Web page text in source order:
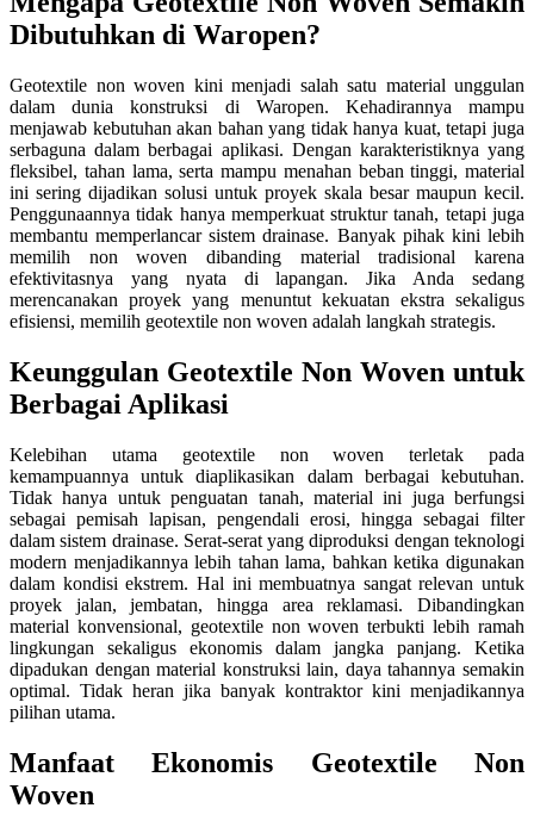
Dibutuhkan di Waropen?
Geotextile non woven kini menjadi salah satu material unggulan
dalam dunia konstruksi di Waropen. Kehadirannya mampu
menjawab kebutuhan akan bahan yang tidak hanya kuat, tetapi juga
serbaguna dalam berbagai aplikasi. Dengan karakteristiknya yang
fleksibel, tahan lama, serta mampu menahan beban tinggi, material
ini sering dijadikan solusi untuk proyek skala besar maupun kecil.
Penggunaannya tidak hanya memperkuat struktur tanah, tetapi juga
membantu memperlancar sistem drainase. Banyak pihak kini lebih
memilih non woven dibanding material tradisional karena
efektivitasnya yang nyata di lapangan. Jika Anda sedang
merencanakan proyek yang menuntut kekuatan ekstra sekaligus
efisiensi, memilih geotextile non woven adalah langkah strategis.
Keunggulan Geotextile Non Woven untuk
Berbagai Aplikasi
Kelebihan utama geotextile non woven terletak pada
kemampuannya untuk diaplikasikan dalam berbagai kebutuhan.
Tidak hanya untuk penguatan tanah, material ini juga berfungsi
sebagai pemisah lapisan, pengendali erosi, hingga sebagai filter
dalam sistem drainase. Serat-serat yang diproduksi dengan teknologi
modern menjadikannya lebih tahan lama, bahkan ketika digunakan
dalam kondisi ekstrem. Hal ini membuatnya sangat relevan untuk
proyek jalan, jembatan, hingga area reklamasi. Dibandingkan
material konvensional, geotextile non woven terbukti lebih ramah
lingkungan sekaligus ekonomis dalam jangka panjang. Ketika
dipadukan dengan material konstruksi lain, daya tahannya semakin
optimal. Tidak heran jika banyak kontraktor kini menjadikannya
pilihan utama.
Manfaat Ekonomis Geotextile Non
Woven